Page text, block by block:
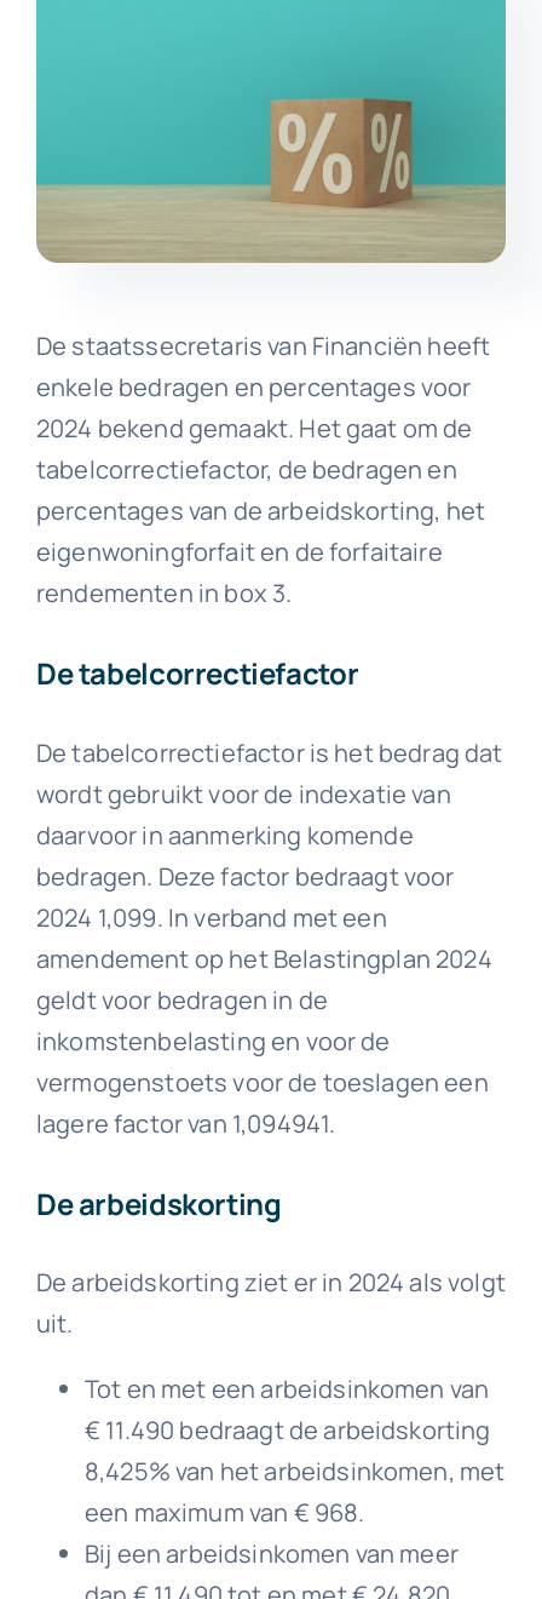
De staatssecretaris van Financiën heeft
enkele bedragen en percentages voor
2024 bekend gemaakt. Het gaat om de
tabelcorrectiefactor, de bedragen en
percentages van de arbeidskorting, het
eigenwoningforfait en de forfaitaire
rendementen in box 3.
De tabelcorrectiefactor
De tabelcorrectiefactor is het bedrag dat
wordt gebruikt voor de indexatie van
daarvoor in aanmerking komende
bedragen. Deze factor bedraagt voor
2024 1,099. In verband met een
amendement op het Belastingplan 2024
geldt voor bedragen in de
inkomstenbelasting en voor de
vermogenstoets voor de toeslagen een
lagere factor van 1,094941.
De arbeidskorting
De arbeidskorting ziet er in 2024 als volgt
uit.
Tot en met een arbeidsinkomen van
€ 11.490 bedraagt de arbeidskorting
8,425% van het arbeidsinkomen, met
een maximum van € 968.
Bij een arbeidsinkomen van meer